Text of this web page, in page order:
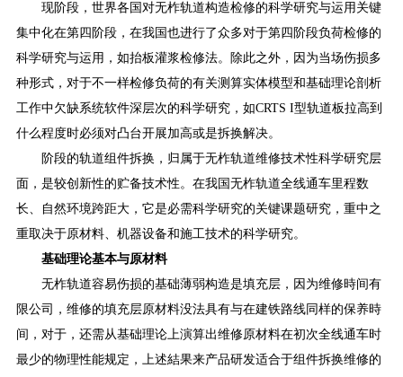
现阶段，世界各国对无柞轨道构造检修的科学研究与运用关键
集中化在第四阶段，在我国也进行了众多对于第四阶段负荷检修的
科学研究与运用，如抬板灌浆检修法。除此之外，因为当场伤损多
种形式，对于不一样检修负荷的有关测算实体模型和基础理论剖析
工作中欠缺系统软件深层次的科学研究，如CRTS I型轨道板拉高到
什么程度时必须对凸台开展加高或是拆换解决。
阶段的轨道组件拆换，归属于无柞轨道维修技术性科学研究层
面，是较创新性的贮备技术性。在我国无柞轨道全线通车里程数
长、自然环境跨距大，它是必需科学研究的关键课题研究，重中之
重取决于原材料、机器设备和施工技术的科学研究。
基础理论基本与原材料
无柞轨道容易伤损的基础薄弱构造是填充层，因为维修時间有
限公司，维修的填充层原材料没法具有与在建铁路线同样的保养時
间，对于，还需从基础理论上演算出维修原材料在初次全线通车时
最少的物理性能规定，上述結果来产品研发适合于组件拆换维修的